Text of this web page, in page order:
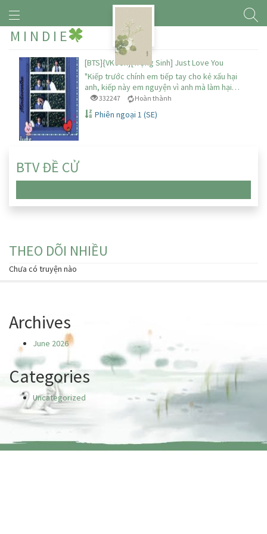
M I N D I E
[BTS]{VKook}[Trọng Sinh] Just Love You
"Kiếp trước chính em tiếp tay cho kẻ xấu hại
anh, kiếp này em nguyện vì anh mà làm hại…
332247 Hoàn thành
Phiên ngoại 1 (SE)
BTV ĐỀ CỬ
THEO DÕI NHIỀU
Chưa có truyện nào
Archives
June 2026
Categories
Uncategorized